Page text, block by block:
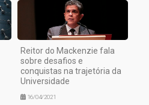
Reitor do Mackenzie fala
sobre desafios e
conquistas na trajetória da
Universidade
16/04/2021